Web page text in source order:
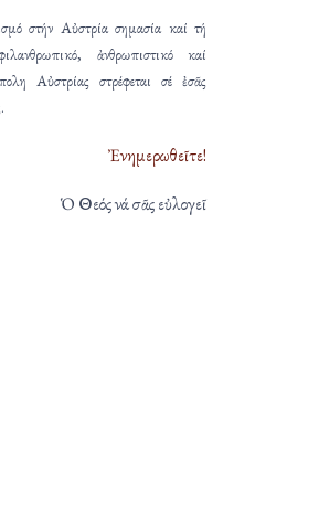
στήν Αὐστρία σημασία καί τή
ἀνθρωπιστικό καί
Αὐστρίας στρέφεται σέ ἐσᾶς
Ἐνημερωθεῖτε!
Ὁ Θεός νά σᾶς εὐλογεῖ